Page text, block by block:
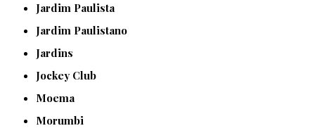
Jardim Paulista
Jardim Paulistano
Jardins
Jockey Club
Moema
Morumbi